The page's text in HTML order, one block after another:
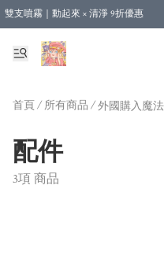
雙支噴霧｜動起來 × 清淨 9折優惠
🎁新會員首單 9 折 - 立即註冊，即
【運費優惠】全單消費滿 $500 即享
首頁/ 所有商品 /外國購入魔
配件
3項 商品